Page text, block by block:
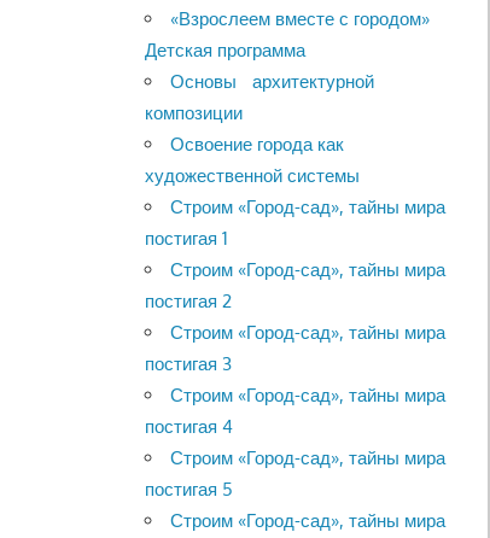
«Взрослеем вместе с городом»
Детская программа
Основы архитектурной
композиции
Освоение города как
художественной системы
Строим «Город-сад», тайны мира
постигая 1
Строим «Город-сад», тайны мира
постигая 2
Строим «Город-сад», тайны мира
постигая 3
Строим «Город-сад», тайны мира
постигая 4
Строим «Город-сад», тайны мира
постигая 5
Строим «Город-сад», тайны мира